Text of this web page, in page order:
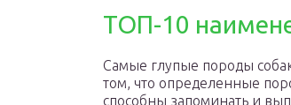
ТОП-10
Самые глупые породы
том, что определенные
способны запоминать и